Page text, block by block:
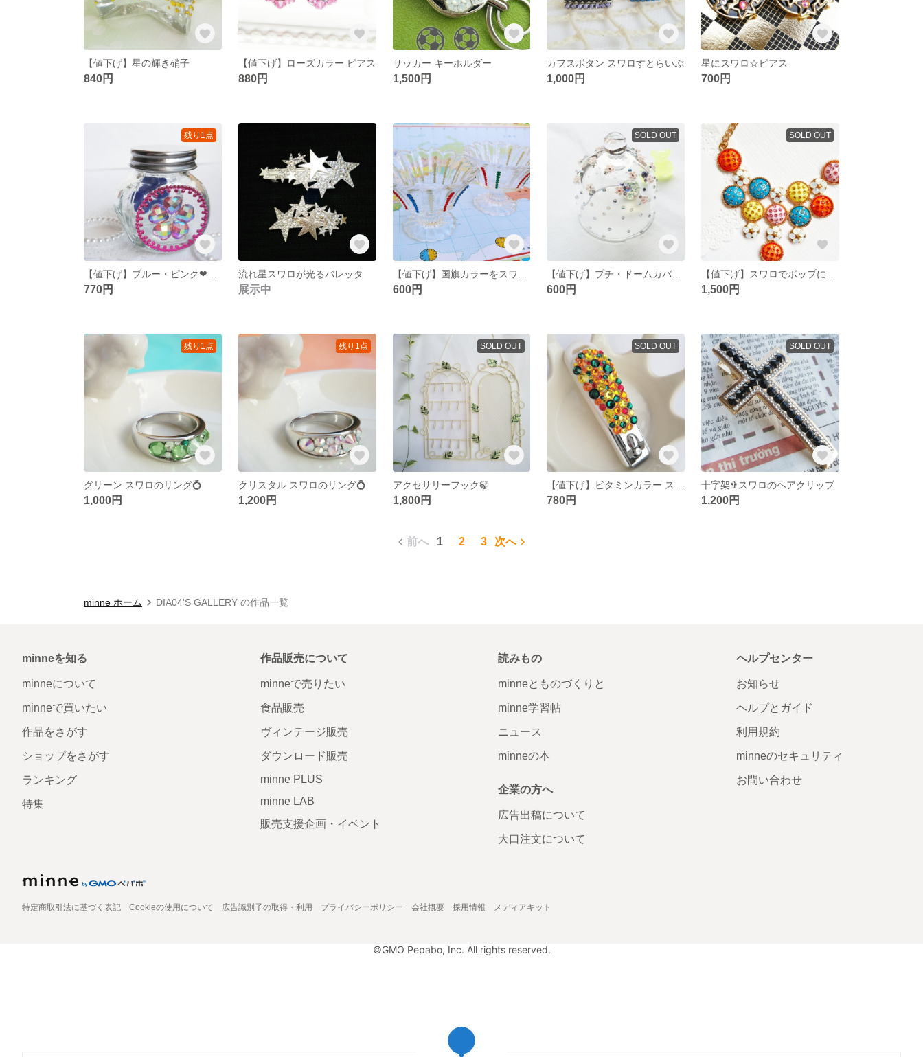
【値下げ】星の輝き硝子
840円
【値下げ】ローズカラー ピアス
880円
サッカー キーホルダー
1,500円
カフスボタン スワロすとらいぷ
1,000円
星にスワロ☆ピアス
700円
残り1点
770円
流れ星スワロが光るバレッタ
展示中 600円
SOLD OUT
【値下げ】プチ・ドームカバー アクリルストーンで
600円
SOLD OUT
1,500円
残り1点
グリーン スワロのリング💍
1,000円
残り1点
クリスタル スワロのリング💍
1,200円
SOLD OUT
アクセサリーフック🍃
1,800円
SOLD OUT
780円
SOLD OUT
十字架✞スワロのヘアクリップ
1,200円
前へ 1 2 3 次へ
minne ホーム DIA04'S GALLERY の作品一覧
minneを知る
minneについて
minneで買いたい
作品をさがす
ショップをさがす
ランキング
特集
作品販売について
minneで売りたい
食品販売
ヴィンテージ販売
ダウンロード販売
minne PLUS
minne LAB
販売支援企画・イベント
読みもの
minneとものづくりと
minne学習帖
ニュース
minneの本
企業の方へ
広告出稿について
大口注文について
ヘルプセンター
お知らせ
ヘルプとガイド
利用規約
minneのセキュリティ
お問い合わせ
特定商取引法に基づく表記 Cookieの使用について 広告識別子の取得・利用 プライバシーポリシー 会社概要 採用情報 メディアキット
©GMO Pepabo, Inc. All rights reserved.